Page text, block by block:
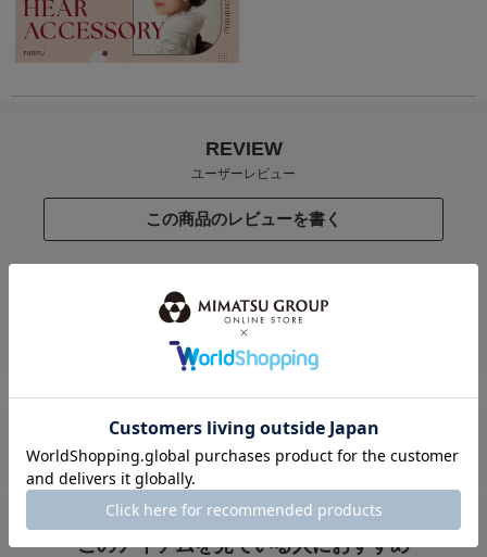
REVIEW
ユーザーレビュー
この商品のレビューを書く
この商品に寄せられたカスタマーレビューはまだありません。
レビューを評価するにはログインが必要です。
このアイテムを見ている人におすすめ